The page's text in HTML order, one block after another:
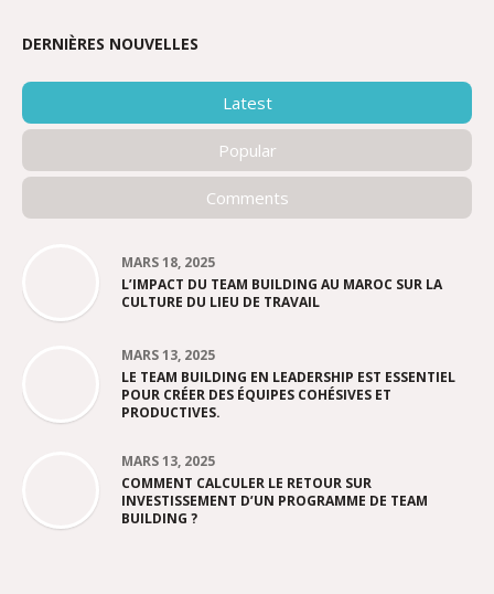
DERNIÈRES NOUVELLES
Latest
Popular
Comments
MARS 18, 2025
L’IMPACT DU TEAM BUILDING AU MAROC SUR LA
CULTURE DU LIEU DE TRAVAIL
MARS 13, 2025
LE TEAM BUILDING EN LEADERSHIP EST ESSENTIEL
POUR CRÉER DES ÉQUIPES COHÉSIVES ET
PRODUCTIVES.
MARS 13, 2025
COMMENT CALCULER LE RETOUR SUR
INVESTISSEMENT D’UN PROGRAMME DE TEAM
BUILDING ?